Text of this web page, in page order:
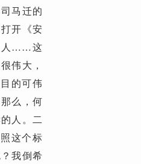
马迁的
开《安
人……这
伟大，
的可伟
么，何
人。二
这个标
我倒希